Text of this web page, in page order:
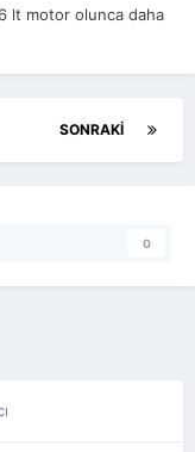
lt motor olunca daha
SONRAKI
0